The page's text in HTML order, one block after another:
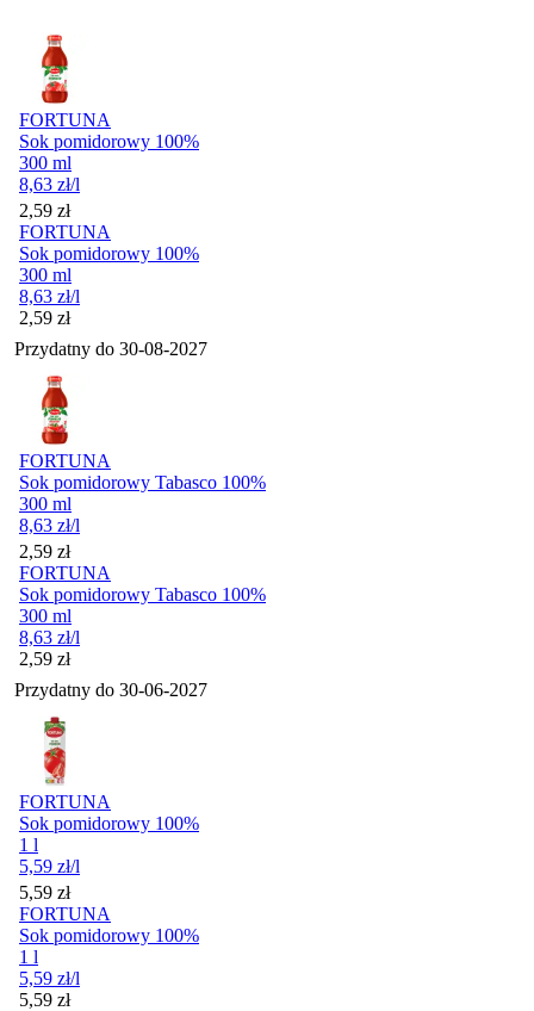
FORTUNA
Sok pomidorowy 100%
300 ml
8,63 zł/l
Cena
2,59 zł
FORTUNA
Sok pomidorowy 100%
300 ml
8,63 zł/l
Cena
2,59 zł
Przydatny do 30-08-2027
FORTUNA
Sok pomidorowy Tabasco 100%
300 ml
8,63 zł/l
Cena
2,59 zł
FORTUNA
Sok pomidorowy Tabasco 100%
300 ml
8,63 zł/l
Cena
2,59 zł
Przydatny do 30-06-2027
FORTUNA
Sok pomidorowy 100%
1 l
5,59 zł/l
Cena
5,59 zł
FORTUNA
Sok pomidorowy 100%
1 l
5,59 zł/l
Cena
5,59 zł